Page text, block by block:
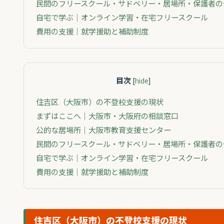
民間のフリースクール・サドベリー・居場所・保護者
自宅で学ぶ｜オンライン学習・在宅フリースクール
費用の支援｜就学援助と補助制度
目次 [hide]
住吉区（大阪市）の不登校支援の現状
まずはここへ｜大阪市・大阪府の相談窓口
公的な居場所｜大阪市教育支援センター
民間のフリースクール・サドベリー・居場所・保護者
自宅で学ぶ｜オンライン学習・在宅フリースクール
費用の支援｜就学援助と補助制度
住吉区（大阪市）の不登校支援の現状